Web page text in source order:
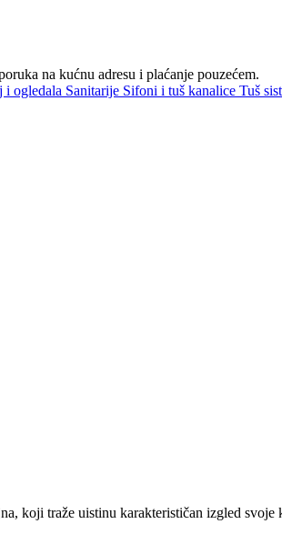
na kućnu adresu i plaćanje pouzećem.
i ogledala Sanitarije Sifoni i tuš kanalice Tuš
koji traže uistinu karakterističan izgled